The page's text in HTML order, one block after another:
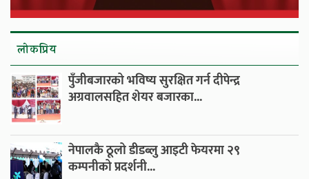
लाेकप्रिय
पुँजीबजारको भविष्य सुरक्षित गर्न दीपेन्द्र
अग्रवालसहित शेयर बजारका...
नेपालकै ठूलो डीडब्लु आइटी फेयरमा २९
कम्पनीको प्रदर्शनी...